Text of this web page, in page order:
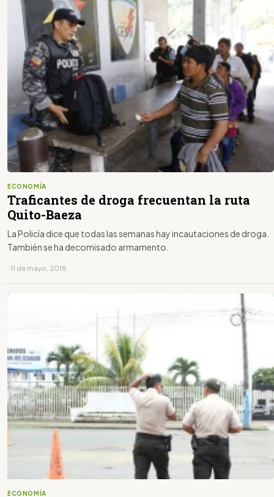
ECONOMÍA
Traficantes de droga frecuentan la ruta
Quito-Baeza
La Policía dice que todas las semanas hay incautaciones de droga.
También se ha decomisado armamento.
· 11 de mayo, 2018
ECONOMÍA